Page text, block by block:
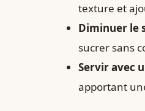
texture et
Diminuer le
sucrer sans
Servir avec
apportant